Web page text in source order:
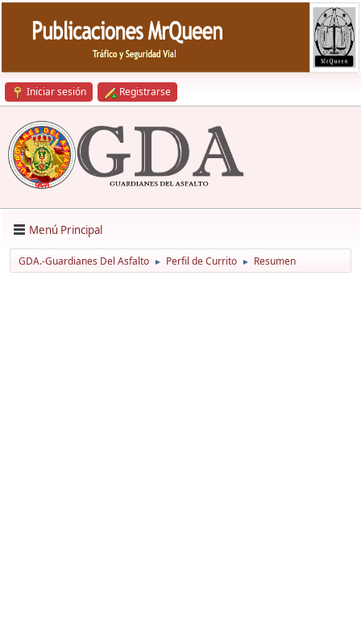
Iniciar sesión Registrarse
Menú Principal
GDA.-Guardianes Del Asfalto ► Perfil de Currito ► Resumen